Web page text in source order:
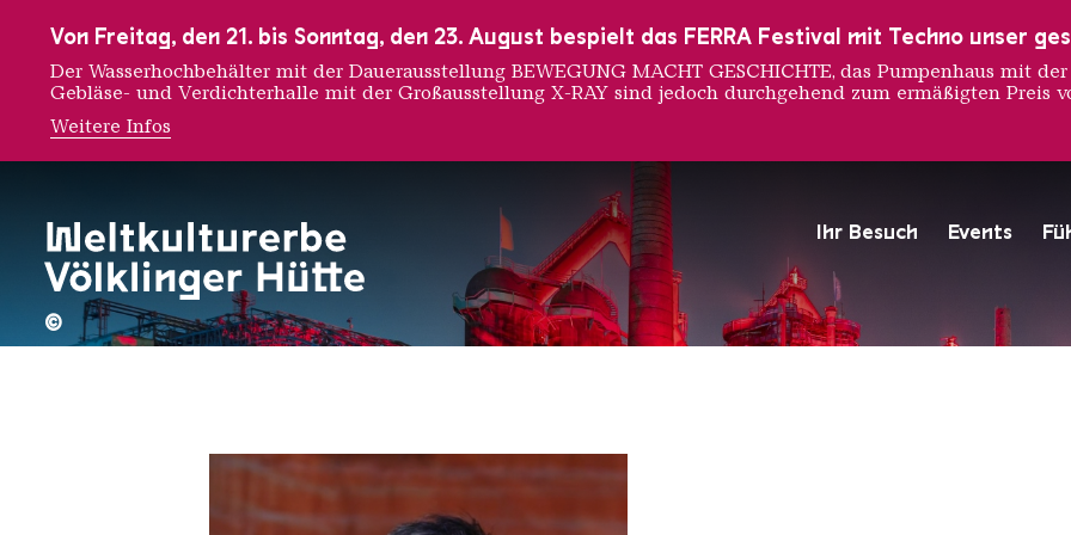
Ihr Besuch Events
Cris
Hochofengruppe in Rot
Copyright: Weltkulturerbe
©
Von Freitag, den 21. bis Sonntag, den 23. August bespielt das FERRA Festival mit Techno unser
Der Wasserhochbehälter mit der Dauerausstellung BEWEGUNG MACHT GESCHICHTE, das Pumpenhaus mit
Gebläse- und Verdichterhalle mit der Großausstellung X-RAY sind jedoch durchgehend zum ermäßigten Preis
Weitere Infos